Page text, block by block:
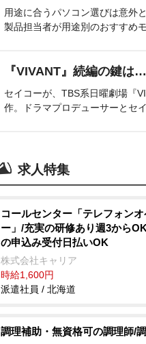
用途に合うパソコン選びは意外
製品担当者が用途別のおすすめ
『VIVANT』続編の鍵は
セイコーが、TBS系日曜劇場『
作。ドラマプロデューサーとセ
求人特集
コールセンター「テレフォンオ
ー」/充実の研修あり週3から
の申込み受付日払いOK
株式会社キャリア
時給1,600円
派遣社員 / 北海道
調理補助・無資格可の調理師/